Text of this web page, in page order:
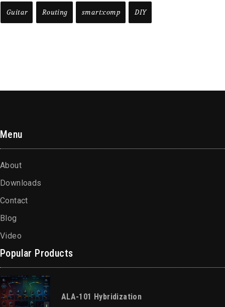
Guitar Routing smart:comp DIY
Menu
About
Downloads
Contact
Blog
Video
Popular Products
ALA-101 Hybridization